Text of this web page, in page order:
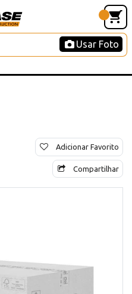
Usar Foto
Adicionar Favorito
Compartilhar